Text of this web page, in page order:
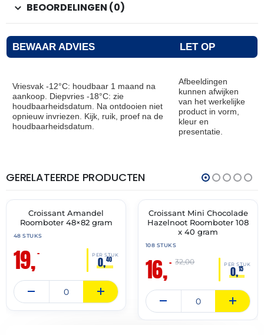
BEOORDELINGEN (0)
BEWAAR ADVIES LET OP
Vriesvak -12°C: houdbaar 1 maand na
aankoop. Diepvries -18°C: zie
houdbaarheidsdatum. Na ontdooien niet
opnieuw invriezen. Kijk, ruik, proef na de
houdbaarheidsdatum.
Afbeeldingen
kunnen afwijken
van het werkelijke
product in vorm,
kleur en
presentatie.
GERELATEERDE PRODUCTEN
🔥 OP=OP
THT:
30-
Croissant Amandel
Roomboter 48×82 gram
48 STUKS
19,– PER STUK
0,40
🔥 OP=OP
Croissant Mini Chocolade
Hazelnoot Roomboter 108
x 40 gram
108 STUKS
16,– PER STUK
0,15
32,00